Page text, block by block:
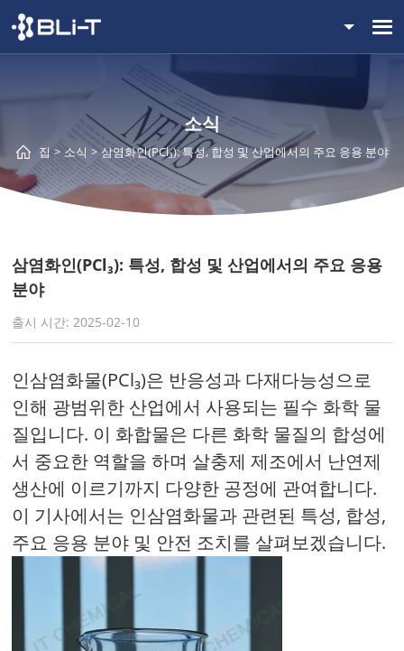
소식
집 소식 삼염화인(PCl₃): 특성, 합성 및 산업에서의 주요 응용 분야
삼염화인(PCl₃): 특성, 합성 및 산업에서의 주요 응용
분야
출시 시간: 2025-02-10
인삼염화물(PCl₃)은 반응성과 다재다능성으로
인해 광범위한 산업에서 사용되는 필수 화학 물
질입니다. 이 화합물은 다른 화학 물질의 합성에
서 중요한 역할을 하며 살충제 제조에서 난연제
생산에 이르기까지 다양한 공정에 관여합니다.
이 기사에서는 인삼염화물과 관련된 특성, 합성,
주요 응용 분야 및 안전 조치를 살펴보겠습니다.